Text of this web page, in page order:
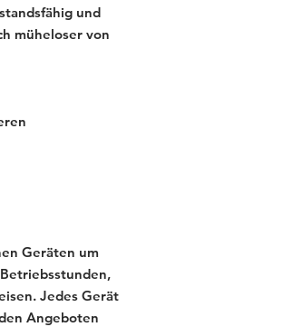
und
müheloser von
Geräten um
Jedes Gerät
Angeboten